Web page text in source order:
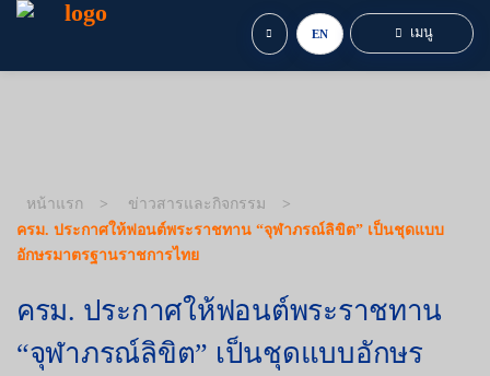
EN เมนู
หน้าแรก
ข่าวสารและกิจกรรม
ครม. ประกาศให้ฟอนต์พระราชทาน “จุฬาภรณ์ลิขิต” เป็นชุดแบบ
อักษรมาตรฐานราชการไทย
ครม. ประกาศให้ฟอนต์พระราชทาน
“จุฬาภรณ์ลิขิต” เป็นชุดแบบอักษร